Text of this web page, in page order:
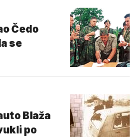
Čedo
se
Blaža
po